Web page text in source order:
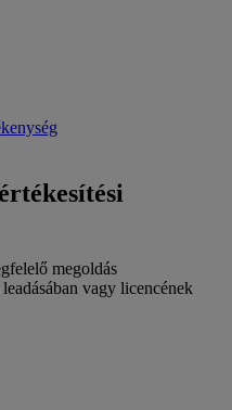
megoldás
vagy licencének